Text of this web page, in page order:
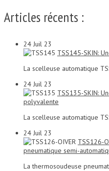
Articles récents :
24 Juil 23
TSS145-SKIN:
La scelleuse automatique
24 Juil 23
TSS135-SKIN:
polyvalente
La scelleuse automatique
24 Juil 23
TSS126-
pneumatique semi-
La thermosoudeuse